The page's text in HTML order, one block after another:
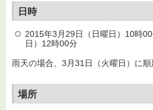
日時
2015年3月29日（日曜日）10時
日）12時00分
雨天の場合、3月31日（火曜日）に順
場所